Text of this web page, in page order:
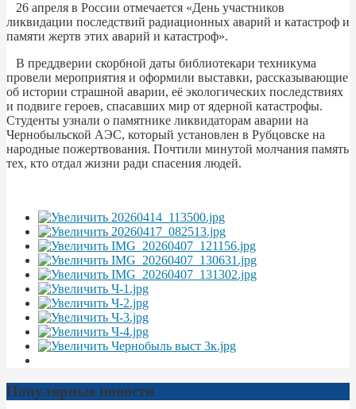
26 апреля в России отмечается «День участников
ликвидации последствий радиационных аварий и катастроф и
памяти жертв этих аварий и катастроф».
В преддверии скорбной даты библиотекари техникума
провели мероприятия и оформили выставки, рассказывающие
об истории страшной аварии, её экологических последствиях
и подвиге героев, спасавших мир от ядерной катастрофы.
Студенты узнали о памятнике ликвидаторам аварии на
Чернобыльской АЭС, который установлен в Рубцовске на
народные пожертвования. Почтили минутой молчания память
тех, кто отдал жизни ради спасения людей.
Популярные новости